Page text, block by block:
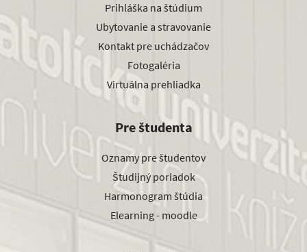
Prihláška na štúdium
Ubytovanie a stravovanie
Kontakt pre uchádzačov
Fotogaléria
Virtuálna prehliadka
Pre študenta
Oznamy pre študentov
Študijný poriadok
Harmonogram štúdia
Elearning - moodle